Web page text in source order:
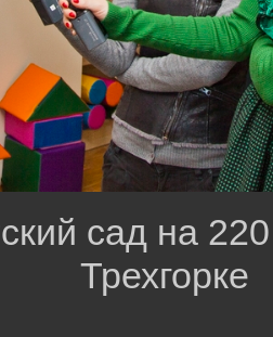
сад на
Трехгорке